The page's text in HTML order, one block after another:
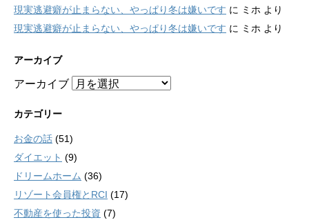
現実逃避癖が止まらない、やっぱり冬は嫌いです に ミホ より
現実逃避癖が止まらない、やっぱり冬は嫌いです に ミホ より
アーカイブ
アーカイブ
カテゴリー
お金の話 (51)
ダイエット (9)
ドリームホーム (36)
リゾート会員権とRCI (17)
不動産を使った投資 (7)